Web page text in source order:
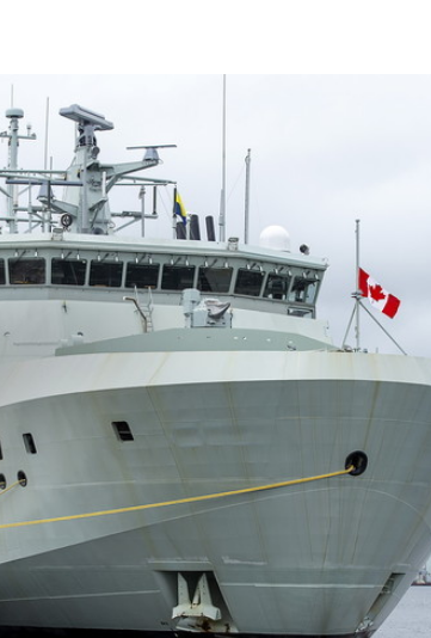
свою сверхнагрузку
стрессом»